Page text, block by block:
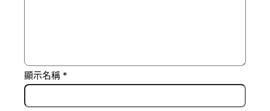
顯示名稱 *